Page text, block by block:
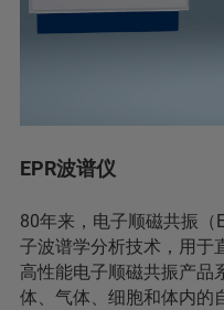
EPR波谱仪
80年来，电子顺磁共振（
子波谱学分析技术，用于
高性能电子顺磁共振产品
体、气体、细胞和体内的